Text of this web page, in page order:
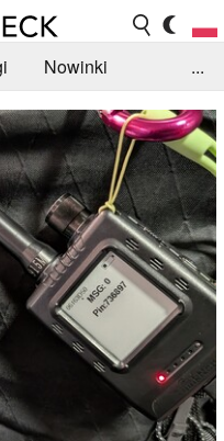
Nowinki
recenzji
...